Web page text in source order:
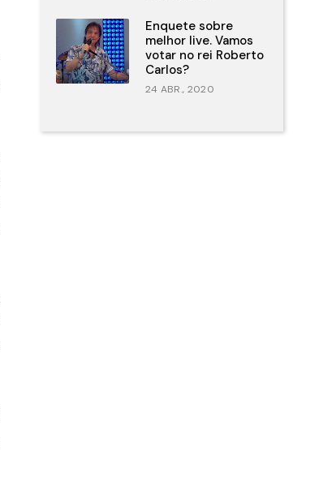
Enquete sobre
melhor live. Vamos
votar no rei Roberto
Carlos?
24 ABR., 2020